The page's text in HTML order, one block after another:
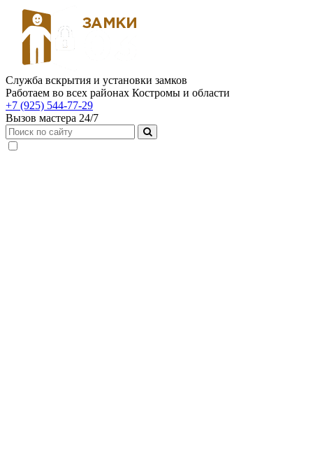
Служба вскрытия и установки замков
Работаем во всех районах Костромы и области
+7 (925) 544-77-29
Вызов мастера 24/7